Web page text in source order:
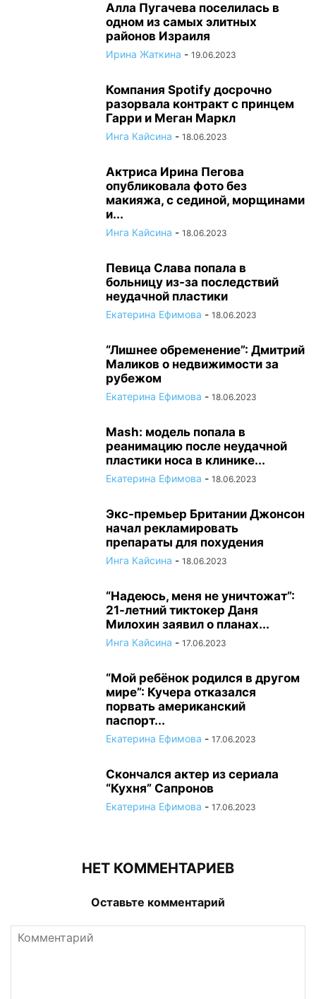
Алла Пугачева поселилась в
одном из самых элитных
районов Израиля
Ирина Жаткина - 19.06.2023
Компания Spotify досрочно
разорвала контракт с принцем
Гарри и Меган Маркл
Инга Кайсина - 18.06.2023
Актриса Ирина Пегова
опубликовала фото без
макияжа, с сединой, морщинами
и...
Инга Кайсина - 18.06.2023
Певица Слава попала в
больницу из-за последствий
неудачной пластики
Екатерина Ефимова - 18.06.2023
“Лишнее обременение”: Дмитрий
Маликов о недвижимости за
рубежом
Екатерина Ефимова - 18.06.2023
Mash: модель попала в
реанимацию после неудачной
пластики носа в клинике...
Екатерина Ефимова - 18.06.2023
Экс-премьер Британии Джонсон
начал рекламировать
препараты для похудения
Инга Кайсина - 18.06.2023
“Надеюсь, меня не уничтожат”:
21-летний тиктокер Даня
Милохин заявил о планах...
Инга Кайсина - 17.06.2023
“Мой ребёнок родился в другом
мире”: Кучера отказался
порвать американский
паспорт...
Екатерина Ефимова - 17.06.2023
Скончался актер из сериала
“Кухня” Сапронов
Екатерина Ефимова - 17.06.2023
НЕТ КОММЕНТАРИЕВ
Оставьте комментарий